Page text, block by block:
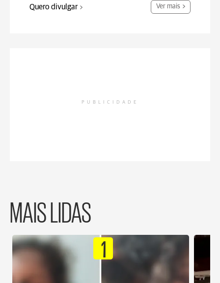
Quero divulgar Ver mais
PUBLICIDADE
MAIS LIDAS
1